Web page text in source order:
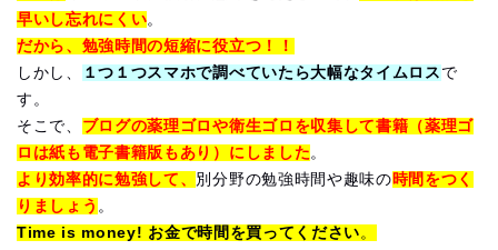
早いし忘れにくい。
だから、勉強時間の短縮に役立つ！！
しかし、
１つ１つスマホで調べていたら大幅なタイムロス で
す。
そこで、 ブログの薬理ゴロや衛生ゴロを収集して書籍（薬理ゴ
ロは紙も電子書籍版もあり）にしました。
より効率的に勉強して、 別分野の勉強時間や趣味の時間をつく
りましょう 。
Time is money! お金で時間を買ってください。